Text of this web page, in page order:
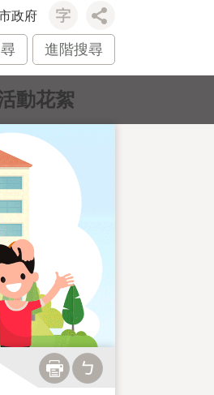
政府
進階搜尋
動花絮